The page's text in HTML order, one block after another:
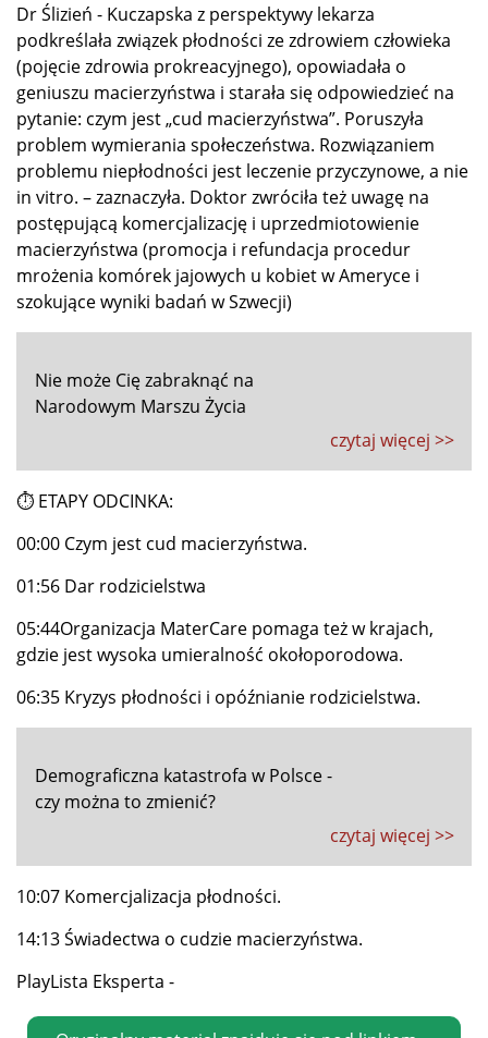
Dr Ślizień - Kuczapska z perspektywy lekarza
podkreślała związek płodności ze zdrowiem człowieka
(pojęcie zdrowia prokreacyjnego), opowiadała o
geniuszu macierzyństwa i starała się odpowiedzieć na
pytanie: czym jest „cud macierzyństwa”. Poruszyła
problem wymierania społeczeństwa. Rozwiązaniem
problemu niepłodności jest leczenie przyczynowe, a nie
in vitro. – zaznaczyła. Doktor zwróciła też uwagę na
postępującą komercjalizację i uprzedmiotowienie
macierzyństwa (promocja i refundacja procedur
mrożenia komórek jajowych u kobiet w Ameryce i
szokujące wyniki badań w Szwecji)
Nie może Cię zabraknąć na
Narodowym Marszu Życia
czytaj więcej >>
⏱ ETAPY ODCINKA:
00:00 Czym jest cud macierzyństwa.
01:56 Dar rodzicielstwa
05:44Organizacja MaterCare pomaga też w krajach,
gdzie jest wysoka umieralność okołoporodowa.
06:35 Kryzys płodności i opóźnianie rodzicielstwa.
Demograficzna katastrofa w Polsce -
czy można to zmienić?
czytaj więcej >>
10:07 Komercjalizacja płodności.
14:13 Świadectwa o cudzie macierzyństwa.
PlayLista Eksperta -